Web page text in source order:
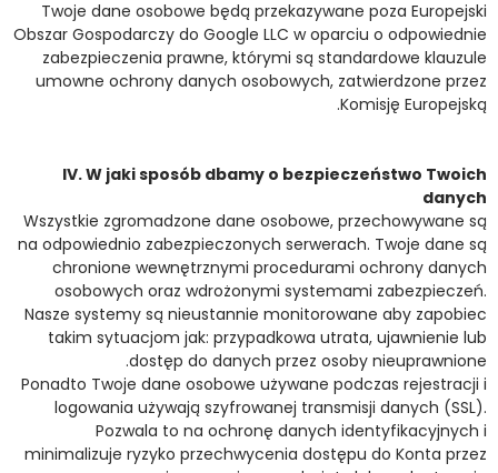
Twoje dane osobowe będą przekazywane poza Europejski
Obszar Gospodarczy do Google LLC w oparciu o odpowiednie
zabezpieczenia prawne, którymi są standardowe klauzule
umowne ochrony danych osobowych, zatwierdzone przez
Komisję Europejską.
IV. W jaki sposób dbamy o bezpieczeństwo Twoich
danych
Wszystkie zgromadzone dane osobowe, przechowywane są
na odpowiednio zabezpieczonych serwerach. Twoje dane są
chronione wewnętrznymi procedurami ochrony danych
osobowych oraz wdrożonymi systemami zabezpieczeń.
Nasze systemy są nieustannie monitorowane aby zapobiec
takim sytuacjom jak: przypadkowa utrata, ujawnienie lub
dostęp do danych przez osoby nieuprawnione.
Ponadto Twoje dane osobowe używane podczas rejestracji i
logowania używają szyfrowanej transmisji danych (SSL).
Pozwala to na ochronę danych identyfikacyjnych i
minimalizuje ryzyko przechwycenia dostępu do Konta przez